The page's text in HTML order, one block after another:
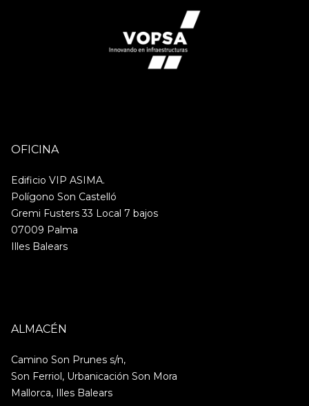
OFICINA
Edificio VIP ASIMA.
Polígono Son Castelló
Gremi Fusters 33 Local 7 bajos
07009 Palma
Illes Balears
ALMACÉN
Camino Son Prunes s/n,
Son Ferriol, Urbanicación Son Mora
Mallorca, Illes Balears